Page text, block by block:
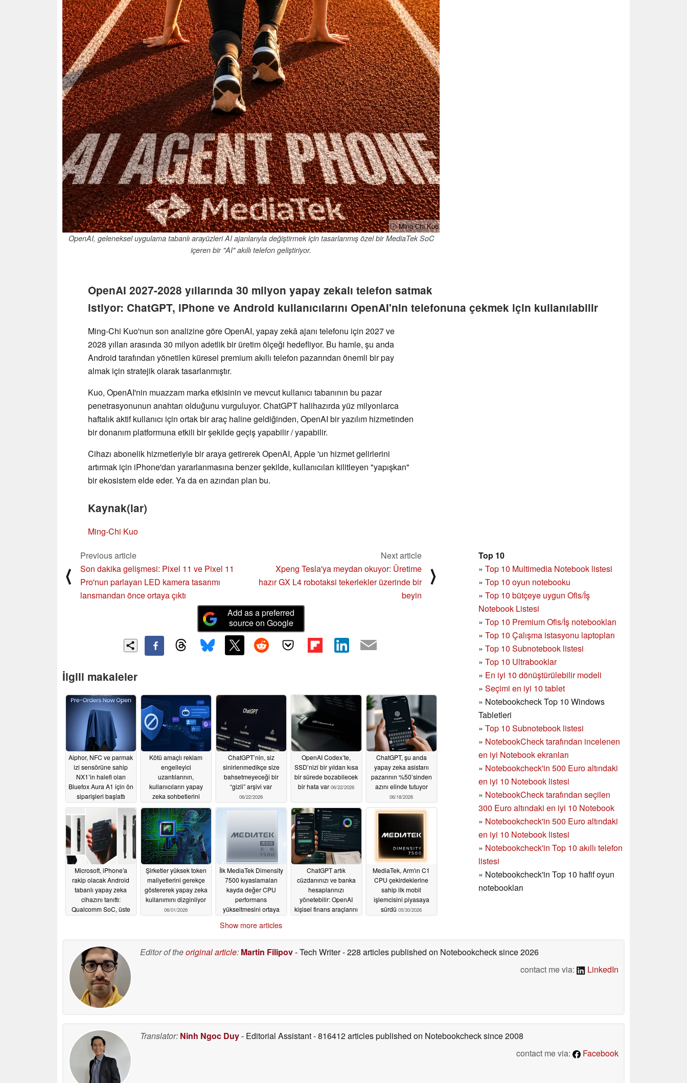
ⓘ Ming-Chi Kuo
OpenAI, geleneksel uygulama tabanlı arayüzleri AI ajanlarıyla değiştirmek için tasarlanmış özel bir MediaTek SoC
içeren bir "AI" akıllı telefon geliştiriyor.
OpenAI 2027-2028 yıllarında 30 milyon yapay zekalı telefon satmak
istiyor: ChatGPT, iPhone ve Android kullanıcılarını OpenAI'nin telefonuna çekmek için kullanılabilir
Ming-Chi Kuo'nun son analizine göre OpenAI, yapay zekâ ajanı telefonu için 2027 ve
2028 yılları arasında 30 milyon adetlik bir üretim ölçeği hedefliyor. Bu hamle, şu anda
Android tarafından yönetilen küresel premium akıllı telefon pazarından önemli bir pay
almak için stratejik olarak tasarlanmıştır.
Kuo, OpenAI'nin muazzam marka etkisinin ve mevcut kullanıcı tabanının bu pazar
penetrasyonunun anahtarı olduğunu vurguluyor. ChatGPT halihazırda yüz milyonlarca
haftalık aktif kullanıcı için ortak bir araç haline geldiğinden, OpenAI bir yazılım hizmetinden
bir donanım platformuna etkili bir şekilde geçiş yapabilir / yapabilir.
Cihazı abonelik hizmetleriyle bir araya getirerek OpenAI, Apple 'un hizmet gelirlerini
artırmak için iPhone'dan yararlanmasına benzer şekilde, kullanıcıları kilitleyen "yapışkan"
bir ekosistem elde eder. Ya da en azından plan bu.
Kaynak(lar)
Ming-Chi Kuo
Top 10
» Top 10 Multimedia Notebook listesi
» Top 10 oyun notebooku
» Top 10 bütçeye uygun Ofis/İş
Notebook Listesi
» Top 10 Premium Ofis/İş notebookları
» Top 10 Çalışma istasyonu laptopları
» Top 10 Subnotebook listesi
» Top 10 Ultrabooklar
» En iyi 10 dönüştürülebilir modeli
» Seçimi en iyi 10 tablet
» Notebookcheck Top 10 Windows
Tabletleri
» Top 10 Subnotebook listesi
» NotebookCheck tarafından incelenen
en iyi Notebook ekranları
» Notebookcheck'in 500 Euro altındaki
en iyi 10 Notebook listesi
» NotebookCheck tarafından seçilen
300 Euro altındaki en iyi 10 Notebook
» Notebookcheck'in 500 Euro altındaki
en iyi 10 Notebook listesi
» Notebookcheck'in Top 10 akıllı telefon
listesi
» Notebookcheck'in Top 10 hafif oyun
notebookları
⟨
Previous article
Son dakika gelişmesi: Pixel 11 ve Pixel 11
Pro'nun parlayan LED kamera tasarımı
lansmandan önce ortaya çıktı
Next article
Xpeng Tesla'ya meydan okuyor: Üretime
hazır GX L4 robotaksi tekerlekler üzerinde bir
beyin
⟩
Add as a preferred
source on Google
İlgili makaleler
Aiphor, NFC ve parmak
izi sensörüne sahip
NX1’in halefi olan
Bluefox Aura A1 için ön
siparişleri başlattı
07/15/2026
Kötü amaçlı reklam
engelleyici
uzantılarının,
kullanıcıların yapay
zeka sohbetlerini
çıktı06/30/2026
ChatGPT’nin, siz
sinirlenmedikçe size
bahsetmeyeceği bir
“gizli” arşivi var
06/22/2026
OpenAI Codex’te,
SSD’nizi bir yıldan kısa
bir sürede bozabilecek
bir hata var 06/22/2026
ChatGPT, şu anda
yapay zeka asistanı
pazarının %50’sinden
azını elinde tutuyor
06/18/2026
Microsoft, iPhone'a
rakip olacak Android
tabanlı yapay zeka
cihazını tanıttı:
Qualcomm SoC, üste
Şirketler yüksek token
maliyetlerini gerekçe
göstererek yapay zeka
kullanımını dizginliyor
06/01/2026
İlk MediaTek Dimensity
7500 kıyaslamaları
kayda değer CPU
performans
yükseltmesini ortaya
ChatGPT artık
cüzdanınızı ve banka
hesaplarınızı
yönetebilir: OpenAI
kişisel finans araçlarını
MediaTek, Arm'ın C1
CPU çekirdeklerine
sahip ilk mobil
işlemcisini piyasaya
sürdü 05/30/2026
Show more articles
Editor of theoriginal article: Martin Filipov- Tech Writer- 228 articles published on Notebookchecksince 2026
contact me via:
LinkedIn
Translator: Ninh Ngoc Duy- Editorial Assistant- 816412 articles published on Notebookchecksince 2008
contact me via:
Facebook